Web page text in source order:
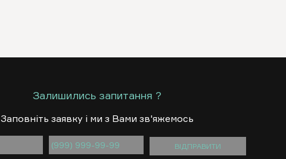
Залишились запитання ?
Заповнiть заявку i ми з Вами зв'яжемось